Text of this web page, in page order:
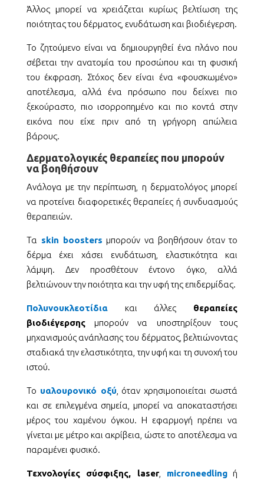
Άλλος μπορεί να χρειάζεται κυρίως βελτίωση της
ποιότητας του δέρματος, ενυδάτωση και βιοδιέγερση.
Το ζητούμενο είναι να δημιουργηθεί ένα πλάνο που
σέβεται την ανατομία του προσώπου και τη φυσική
του έκφραση. Στόχος δεν είναι ένα «φουσκωμένο»
αποτέλεσμα, αλλά ένα πρόσωπο που δείχνει πιο
ξεκούραστο, πιο ισορροπημένο και πιο κοντά στην
εικόνα που είχε πριν από τη γρήγορη απώλεια
βάρους.
Δερματολογικές θεραπείες που μπορούν
να βοηθήσουν
Ανάλογα με την περίπτωση, η δερματολόγος μπορεί
να προτείνει διαφορετικές θεραπείες ή συνδυασμούς
θεραπειών.
Τα skin boosters μπορούν να βοηθήσουν όταν το
δέρμα έχει χάσει ενυδάτωση, ελαστικότητα και
λάμψη. Δεν προσθέτουν έντονο όγκο, αλλά
βελτιώνουν την ποιότητα και την υφή της επιδερμίδας.
Πολυνουκλεοτίδιακαι άλλες θεραπείες
βιοδιέγερσηςμπορούν να υποστηρίξουν τους
μηχανισμούς ανάπλασης του δέρματος, βελτιώνοντας
σταδιακά την ελαστικότητα, την υφή και τη συνοχή του
ιστού.
Το υαλουρονικό οξύ , όταν χρησιμοποιείται σωστά
και σε επιλεγμένα σημεία, μπορεί να αποκαταστήσει
μέρος του χαμένου όγκου. Η εφαρμογή πρέπει να
γίνεται με μέτρο και ακρίβεια, ώστε το αποτέλεσμα να
παραμένει φυσικό.
Τεχνολογίες σύσφιξης, laser microneedlingή